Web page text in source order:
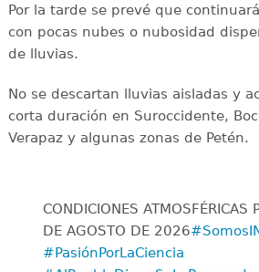
Por la tarde se prevé que
con pocas nubes o nubosidad
de lluvias.
No se descartan lluvias aisladas y
corta duración en Suroccidente,
Verapaz y algunas zonas de Petén.
CONDICIONES ATMOSFÉRICAS
DE AGOSTO DE 2026
#PasiónPorLaCiencia